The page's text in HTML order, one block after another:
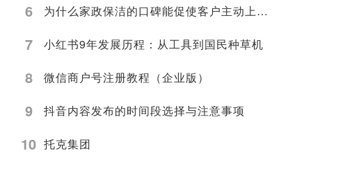
6 为什么家政保洁的口碑能促使客户主动上门？
7 小红书9年发展历程：从工具到国民种草机
8 微信商户号注册教程（企业版）
9 抖音内容发布的时间段选择与注意事项
10 托克集团